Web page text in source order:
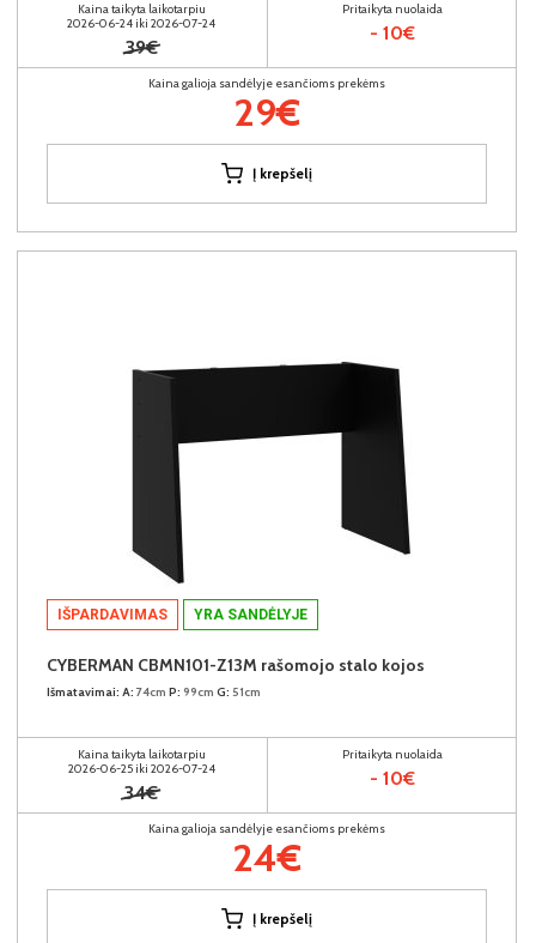
Kaina taikyta laikotarpiu
2026-06-24 iki 2026-07-24
39€
Pritaikyta nuolaida
- 10€
Kaina galioja sandėlyje esančioms prekėms
29€
Į krepšelį
IŠPARDAVIMAS YRA SANDĖLYJE
CYBERMAN CBMN101-Z13M rašomojo stalo kojos
Išmatavimai: A: 74cm P: 99cm G: 51cm
Kaina taikyta laikotarpiu
2026-06-25 iki 2026-07-24
34€
Pritaikyta nuolaida
- 10€
Kaina galioja sandėlyje esančioms prekėms
24€
Į krepšelį